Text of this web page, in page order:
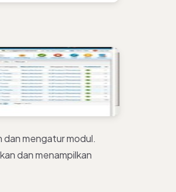
dan mengatur modul.
dan menampilkan